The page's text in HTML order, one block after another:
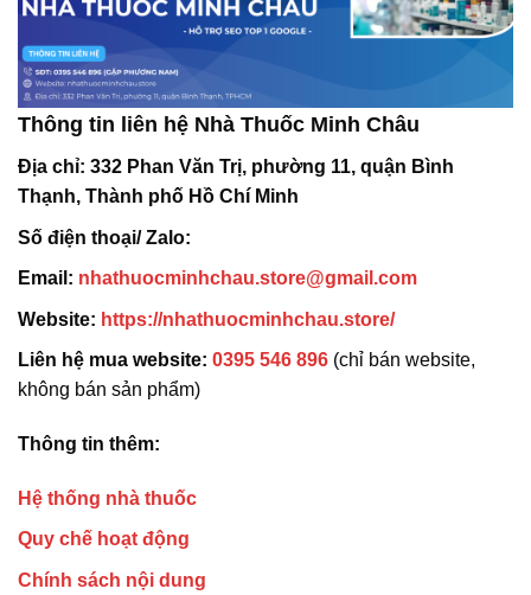
Thông tin liên hệ Nhà Thuốc Minh Châu
Địa chỉ: 332 Phan Văn Trị, phường 11, quận Bình
Thạnh, Thành phố Hồ Chí Minh
Số điện thoại/ Zalo:
Email: nhathuocminhchau.store@gmail.com
Website: https://nhathuocminhchau.store/
Liên hệ mua website: 0395 546 896 (chỉ bán website,
không bán sản phẩm)
Thông tin thêm:
Hệ thống nhà thuốc
Quy chế hoạt động
Chính sách nội dung